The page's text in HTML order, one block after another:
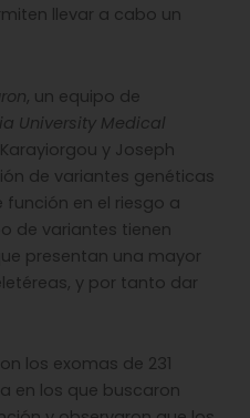
llevar a cabo un
, un equipo de
University Medical
y Joseph
de variantes genéticas
en el riesgo a
de variantes tienen
presentan una mayor
y por tanto dar
los exomas de 231
en los que buscaron